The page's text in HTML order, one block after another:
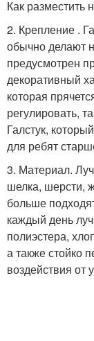
Как разместить
2. Крепление .
обычно делают
предусмотрен
декоративный
которая
регулировать,
Галстук,
для ребят
3. Материал.
шелка, шерсти,
больше
каждый день
полиэстера,
а также стойко
воздействия от